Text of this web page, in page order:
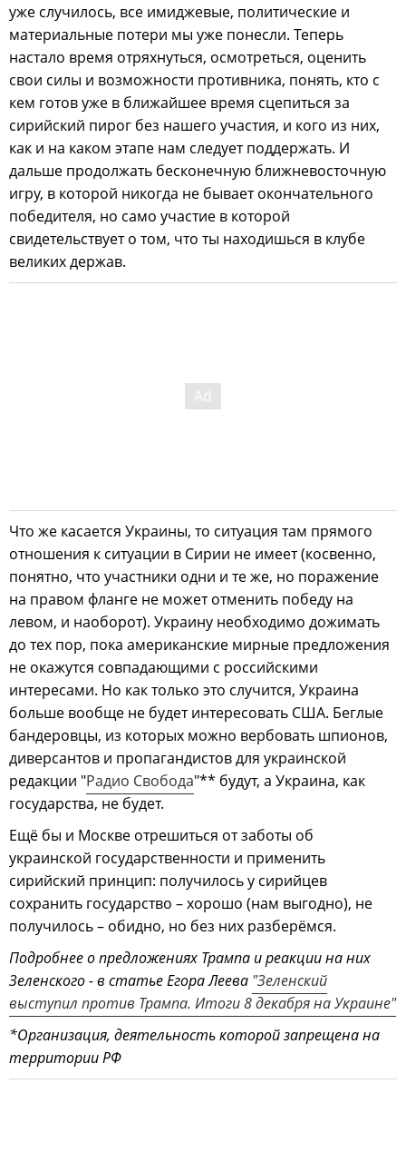
уже случилось, все имиджевые, политические и
материальные потери мы уже понесли. Теперь
настало время отряхнуться, осмотреться, оценить
свои силы и возможности противника, понять, кто с
кем готов уже в ближайшее время сцепиться за
сирийский пирог без нашего участия, и кого из них,
как и на каком этапе нам следует поддержать. И
дальше продолжать бесконечную ближневосточную
игру, в которой никогда не бывает окончательного
победителя, но само участие в которой
свидетельствует о том, что ты находишься в клубе
великих держав.
Что же касается Украины, то ситуация там прямого
отношения к ситуации в Сирии не имеет (косвенно,
понятно, что участники одни и те же, но поражение
на правом фланге не может отменить победу на
левом, и наоборот). Украину необходимо дожимать
до тех пор, пока американские мирные предложения
не окажутся совпадающими с российскими
интересами. Но как только это случится, Украина
больше вообще не будет интересовать США. Беглые
бандеровцы, из которых можно вербовать шпионов,
диверсантов и пропагандистов для украинской
редакции "Радио Свобода"** будут, а Украина, как
государства, не будет.
Ещё бы и Москве отрешиться от заботы об
украинской государственности и применить
сирийский принцип: получилось у сирийцев
сохранить государство – хорошо (нам выгодно), не
получилось – обидно, но без них разберёмся.
Подробнее о предложениях Трампа и реакции на них
Зеленского - в статье Егора Леева "Зеленский
выступил против Трампа. Итоги 8 декабря на Украине"
*Организация, деятельность которой запрещена на
территории РФ